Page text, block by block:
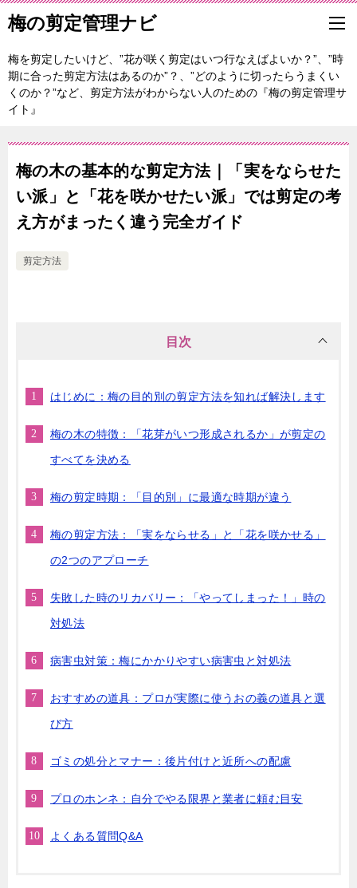
梅の剪定管理ナビ
梅を剪定したいけど、”花が咲く剪定はいつ行なえばよいか？”、”時
期に合った剪定方法はあるのか”？、”どのように切ったらうまくい
くのか？”など、剪定方法がわからない人のための『梅の剪定管理サ
イト』
梅の木の基本的な剪定方法｜「実をならせた
い派」と「花を咲かせたい派」では剪定の考
え方がまったく違う完全ガイド
剪定方法
目次
はじめに：梅の目的別の剪定方法を知れば解決します
梅の木の特徴：「花芽がいつ形成されるか」が剪定の
すべてを決める
梅の剪定時期：「目的別」に最適な時期が違う
梅の剪定方法：「実をならせる」と「花を咲かせる」
の2つのアプローチ
失敗した時のリカバリー：「やってしまった！」時の
対処法
病害虫対策：梅にかかりやすい病害虫と対処法
おすすめの道具：プロが実際に使うおの義の道具と選
び方
ゴミの処分とマナー：後片付けと近所への配慮
プロのホンネ：自分でやる限界と業者に頼む目安
よくある質問Q&A